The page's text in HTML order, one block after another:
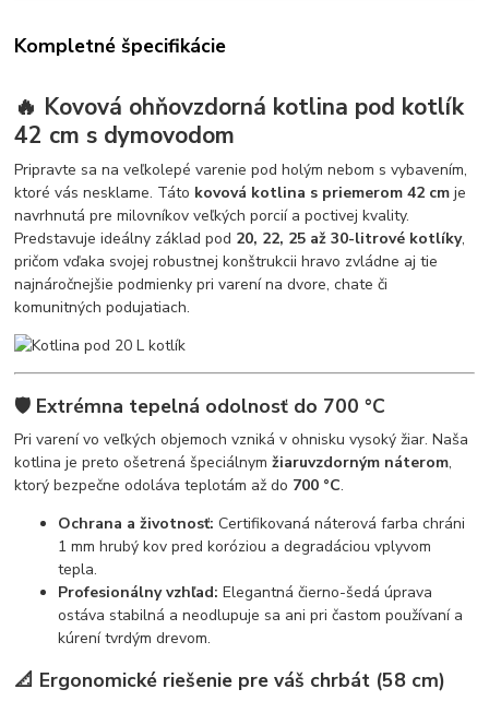
Kompletné špecifikácie
🔥 Kovová ohňovzdorná kotlina pod kotlík
42 cm s dymovodom
Pripravte sa na veľkolepé varenie pod holým nebom s vybavením,
ktoré vás nesklame. Táto kovová kotlina s priemerom 42 cm je
navrhnutá pre milovníkov veľkých porcií a poctivej kvality.
Predstavuje ideálny základ pod 20, 22, 25 až 30-litrové kotlíky,
pričom vďaka svojej robustnej konštrukcii hravo zvládne aj tie
najnáročnejšie podmienky pri varení na dvore, chate či
komunitných podujatiach.
🛡️ Extrémna tepelná odolnosť do 700 °C
Pri varení vo veľkých objemoch vzniká v ohnisku vysoký žiar. Naša
kotlina je preto ošetrená špeciálnymžiaruvzdorným náterom,
ktorý bezpečne odoláva teplotám až do 700 °C.
Ochrana a životnosť: Certifikovaná náterová farba chráni
1 mm hrubý kov pred koróziou a degradáciou vplyvom
tepla.
Profesionálny vzhľad: Elegantná čierno-šedá úprava
ostáva stabilná a neodlupuje sa ani pri častom používaní a
kúrení tvrdým drevom.
📐 Ergonomické riešenie pre váš chrbát (58 cm)